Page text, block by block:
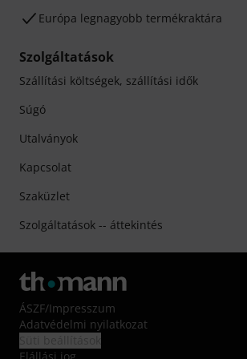
Európa legnagyobb termékraktára
Szolgáltatások
Szállítási költségek, szállítási idők
Súgó
Utalványok
Kapcsolat
Szaküzlet
Szolgáltatások -- áttekintés
ÁSZF/Impresszum
Adatvédelmi nyilatkozat